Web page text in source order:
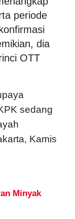
periode
dia
OTT
sedang
Kamis
Minyak